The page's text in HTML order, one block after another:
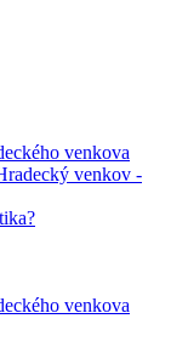
venkova
venkov -
venkova